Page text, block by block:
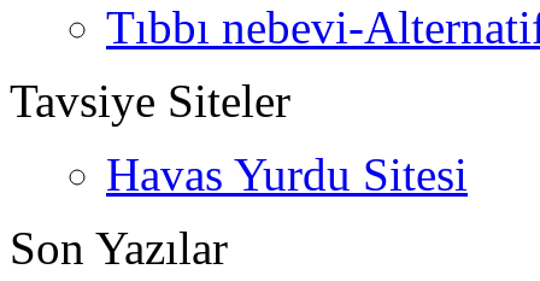
Tıbbı nebevi-
Tavsiye Siteler
Havas Yurdu Sitesi
Son Yazılar